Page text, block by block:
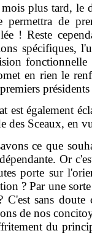
plus tard, le
permettra de
! Reste
spécifiques,
fonctionnelle
en rien le
est également
des Sceaux, en
ce que
Or
porte sur
? Par une
C'est sans doute
de nos
du